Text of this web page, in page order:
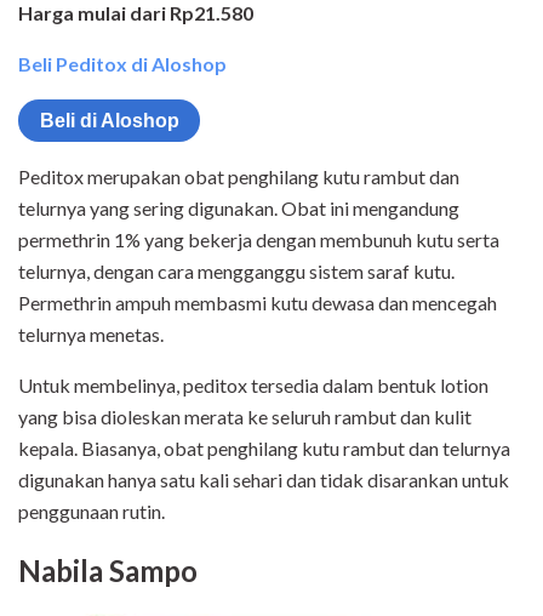
Harga mulai dari Rp21.580
Beli Peditox di Aloshop
Beli di Aloshop
Peditox merupakan obat penghilang kutu rambut dan
telurnya yang sering digunakan. Obat ini mengandung
permethrin 1% yang bekerja dengan membunuh kutu serta
telurnya, dengan cara mengganggu sistem saraf kutu.
Permethrin ampuh membasmi kutu dewasa dan mencegah
telurnya menetas.
Untuk membelinya, peditox tersedia dalam bentuk lotion
yang bisa dioleskan merata ke seluruh rambut dan kulit
kepala. Biasanya, obat penghilang kutu rambut dan telurnya
digunakan hanya satu kali sehari dan tidak disarankan untuk
penggunaan rutin.
Nabila Sampo